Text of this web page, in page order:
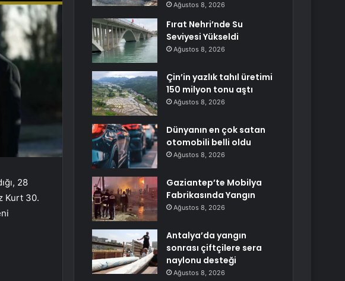
28
Kurt 30.
Ağustos 8, 2026
Fırat Nehri’nde Su
Seviyesi Yükseldi
Ağustos 8, 2026
Çin’in yazlık tahıl üretimi
150 milyon tonu aştı
Ağustos 8, 2026
Dünyanın en çok satan
otomobili belli oldu
Ağustos 8, 2026
Gaziantep’te Mobilya
Fabrikasında Yangın
Ağustos 8, 2026
Antalya’da yangın
sonrası çiftçilere sera
naylonu desteği
Ağustos 8, 2026